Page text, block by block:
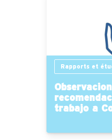
Rapports et
trabajo a